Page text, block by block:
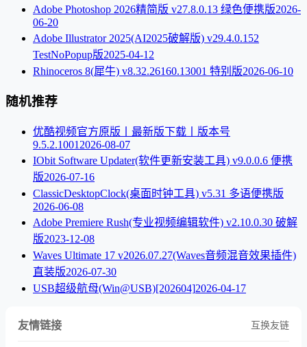
Adobe Photoshop 2026精简版 v27.8.0.13 绿色便携版2026-
06-20
Adobe Illustrator 2025(AI2025破解版) v29.4.0.152
TestNoPopup版2025-04-12
Rhinoceros 8(犀牛) v8.32.26160.13001 特别版2026-06-10
随机推荐
优酷视频官方原版丨最新版下载丨版本号
9.5.2.1001 2026-08-07
IObit Software Updater(软件更新安装工具) v9.0.0.6 便携
版2026-07-16
ClassicDesktopClock(桌面时钟工具) v5.31 多语便携版
2026-06-08
Adobe Premiere Rush(专业视频编辑软件) v2.10.0.30 破解
版2023-12-08
Waves Ultimate 17 v2026.07.27(Waves音频混音效果插件)
直装版2026-07-30
USB超级航母(Win@USB)[202604]2026-04-17
友情链接 互换友链